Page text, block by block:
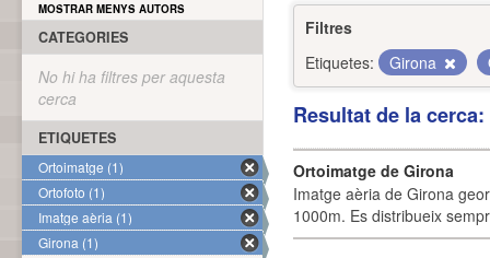
Filtres
Etiquetes:
Girona
Resultat de la
Ortoimatge de Girona
Imatge aèria de Girona
1000m. Es distribueix
MOSTRAR MENYS AUTORS
CATEGORIES
No hi ha filtres per aquesta
cerca
ETIQUETES
Ortoimatge (1)
Ortofoto (1)
Imatge aèria (1)
Girona (1)